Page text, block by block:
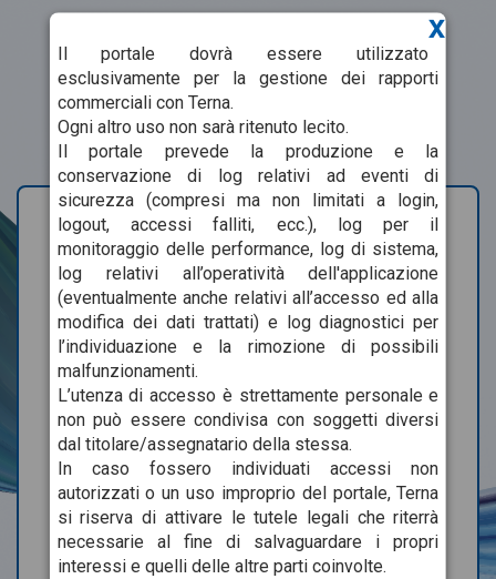
x
Il portale dovrà essere utilizzato
esclusivamente per la gestione dei rapporti
commerciali con Terna.
Ogni altro uso non sarà ritenuto lecito.
Il portale prevede la produzione e la
conservazione di log relativi ad eventi di
sicurezza (compresi ma non limitati a login,
logout, accessi falliti, ecc.), log per il
monitoraggio delle performance, log di sistema,
log relativi all’operatività dell'applicazione
(eventualmente anche relativi all’accesso ed alla
modifica dei dati trattati) e log diagnostici per
l’individuazione e la rimozione di possibili
malfunzionamenti.
L’utenza di accesso è strettamente personale e
non può essere condivisa con soggetti diversi
dal titolare/assegnatario della stessa.
In caso fossero individuati accessi non
autorizzati o un uso improprio del portale, Terna
si riserva di attivare le tutele legali che riterrà
necessarie al fine di salvaguardare i propri
interessi e quelli delle altre parti coinvolte.
USERNAME
PASSWORD
Hai dimenticato la password o lo username?